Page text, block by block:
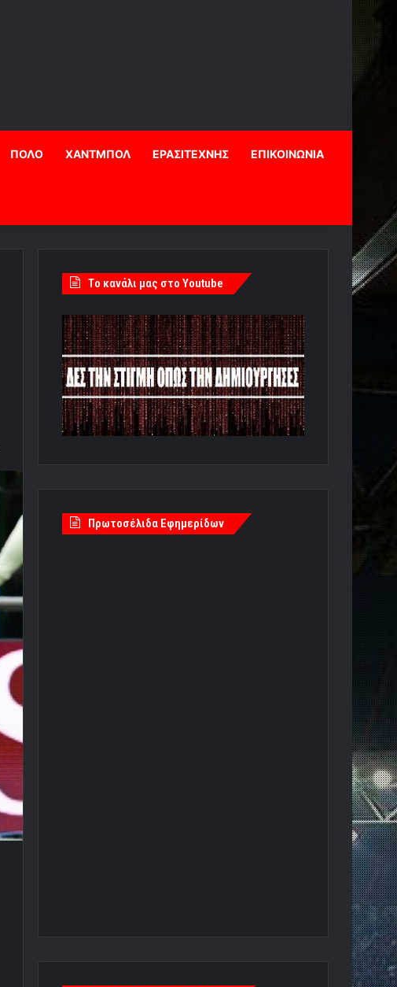
ΠΟΛΟ ΧΑΝΤΜΠΟΛ ΕΡΑΣΙΤΕΧΝΗΣ ΕΠΙΚΟΙΝΩΝΙΑ
Tο κανάλι μας στο Youtube
Πρωτοσέλιδα Εφημερίδων